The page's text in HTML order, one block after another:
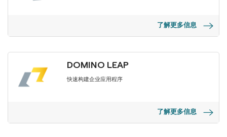
了解更多信息
DOMINO LEAP
快速构建企业应用程序
了解更多信息